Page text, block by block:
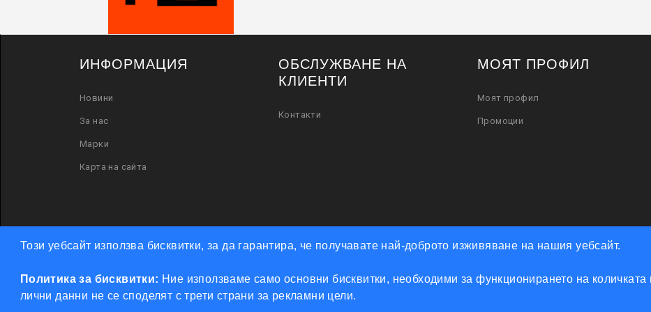
Този уебсайт използва бисквитки, за да гарантира, че получавате най-доброто изживяване на нашия уебсайт.
Политика за бисквитки: Ние използваме само основни бисквитки, необходими за функционирането на
лични данни не се споделят с трети страни за рекламни цели.
ИНФОРМАЦИЯ
Новини
За нас
Марки
Карта на сайта
ОБСЛУЖВАНЕ НА
КЛИЕНТИ
Контакти
МОЯТ ПРОФИЛ
Моят профил
Промоции
Powered by Accento theme